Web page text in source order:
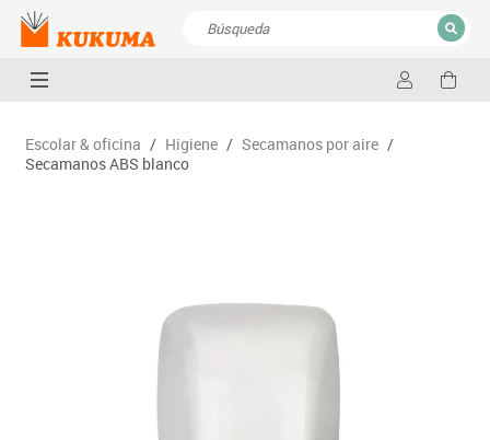
CERRAR
Escolar & oficina / Higiene / Secamanos por aire /
Secamanos ABS blanco